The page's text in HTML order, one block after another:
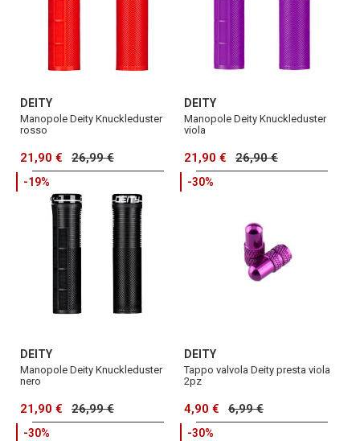
DEITY
Manopole Deity Knuckleduster
rosso
21,90 € 26,99 €
DEITY
Manopole Deity Knuckleduster
viola
21,90 € 26,90 €
-19%
DEITY
Manopole Deity Knuckleduster
nero
21,90 € 26,99 €
-30%
DEITY
Tappo valvola Deity presta viola
2pz
4,90 € 6,99 €
-30% -30%